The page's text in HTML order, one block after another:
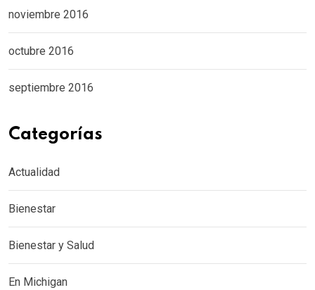
noviembre 2016
octubre 2016
septiembre 2016
Categorías
Actualidad
Bienestar
Bienestar y Salud
En Michigan